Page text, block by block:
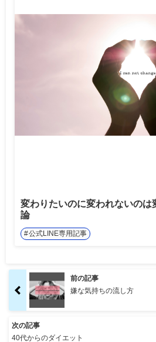
変わりたいのに変われないのは
論
公式LINE専用記事
前の記事
嫌な気持ちの流し方
次の記事
40代からのダイエット